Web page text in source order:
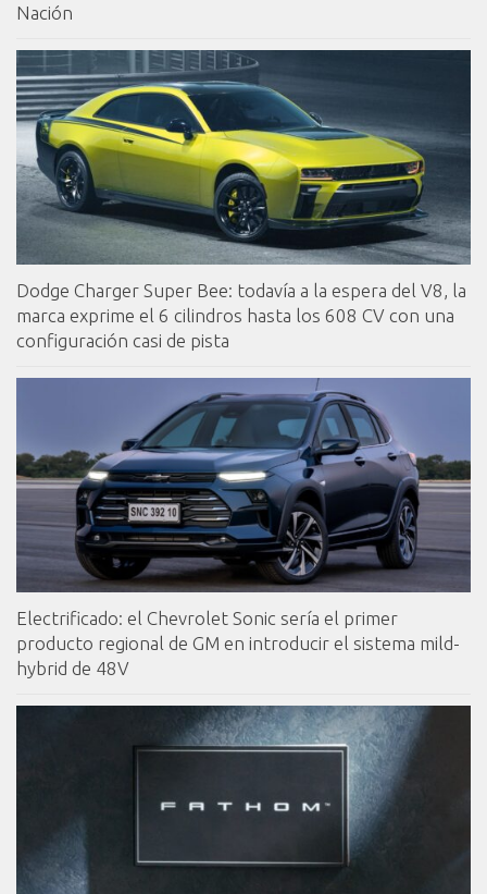
Nación
Dodge Charger Super Bee: todavía a la espera del V8, la
marca exprime el 6 cilindros hasta los 608 CV con una
configuración casi de pista
Electrificado: el Chevrolet Sonic sería el primer
producto regional de GM en introducir el sistema mild-
hybrid de 48V